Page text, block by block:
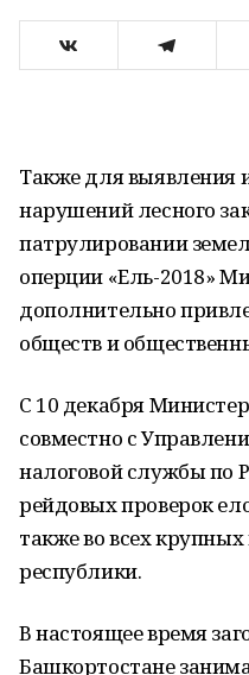
Также для выявления
нарушений лесного
патрулировании
оперции «Ель-2018»
дополнительно
обществ и
С 10 декабря
совместно с
налоговой службы по
рейдовых проверок
также во всех
республики.
В настоящее время
Башкортостане